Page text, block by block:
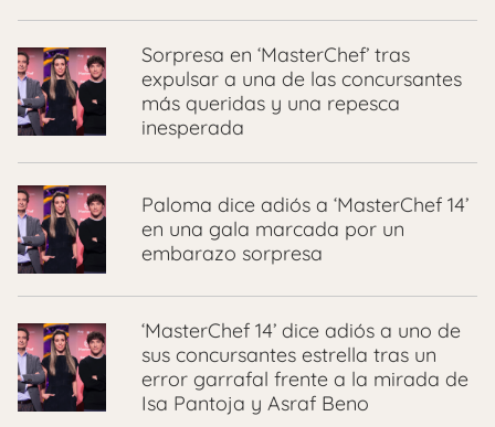
Sorpresa en ‘MasterChef’ tras
expulsar a una de las concursantes
más queridas y una repesca
inesperada
Paloma dice adiós a ‘MasterChef 14’
en una gala marcada por un
embarazo sorpresa
‘MasterChef 14’ dice adiós a uno de
sus concursantes estrella tras un
error garrafal frente a la mirada de
Isa Pantoja y Asraf Beno